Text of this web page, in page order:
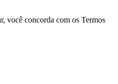
você concorda com os Termos